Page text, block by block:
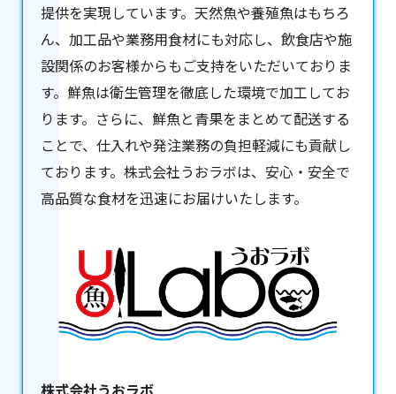
提供を実現しています。天然魚や養殖魚はもちろ
ん、加工品や業務用食材にも対応し、飲食店や施
設関係のお客様からもご支持をいただいておりま
す。鮮魚は衛生管理を徹底した環境で加工してお
ります。さらに、鮮魚と青果をまとめて配送する
ことで、仕入れや発注業務の負担軽減にも貢献し
ております。株式会社うおラボは、安心・安全で
高品質な食材を迅速にお届けいたします。
株式会社うおラボ